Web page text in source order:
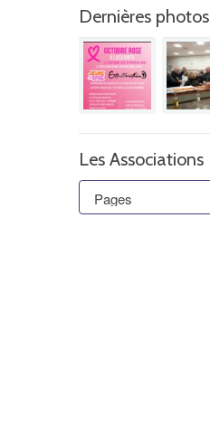
Dernières photos
Les Associations